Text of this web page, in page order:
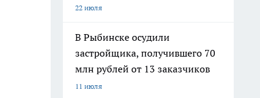
22 июля
В Рыбинске осудили
застройщика, получившего 70
млн рублей от 13 заказчиков
11 июля